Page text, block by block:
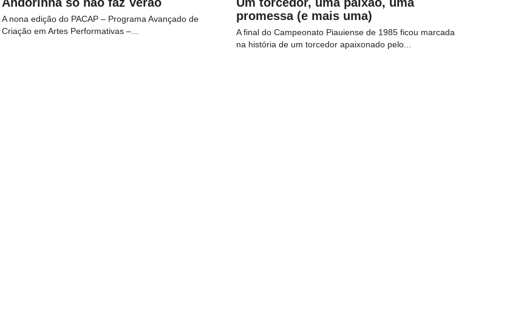
A nona edição do PACAP – Programa Avançado de
Criação em Artes Performativas –...
promessa (e mais uma)
A final do Campeonato Piauiense de 1985 ficou marcada
na história de um torcedor apaixonado pelo...